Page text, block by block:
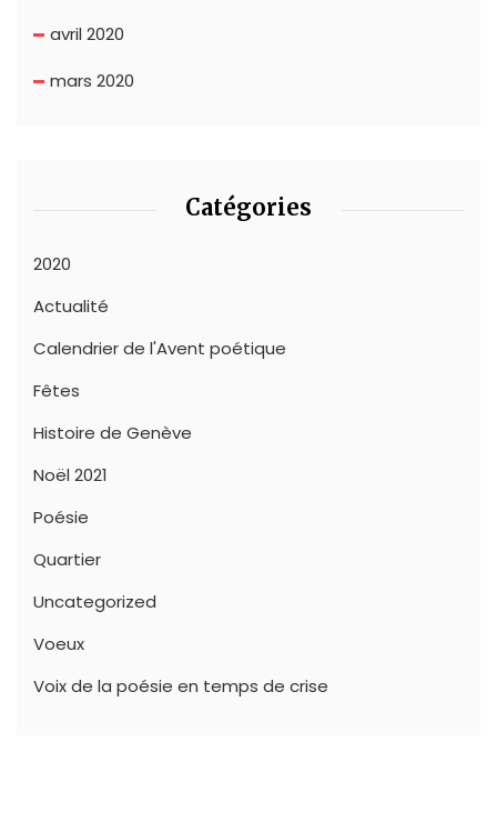
avril 2020
mars 2020
Catégories
2020
Actualité
Calendrier de l'Avent poétique
Fêtes
Histoire de Genève
Noël 2021
Poésie
Quartier
Uncategorized
Voeux
Voix de la poésie en temps de crise